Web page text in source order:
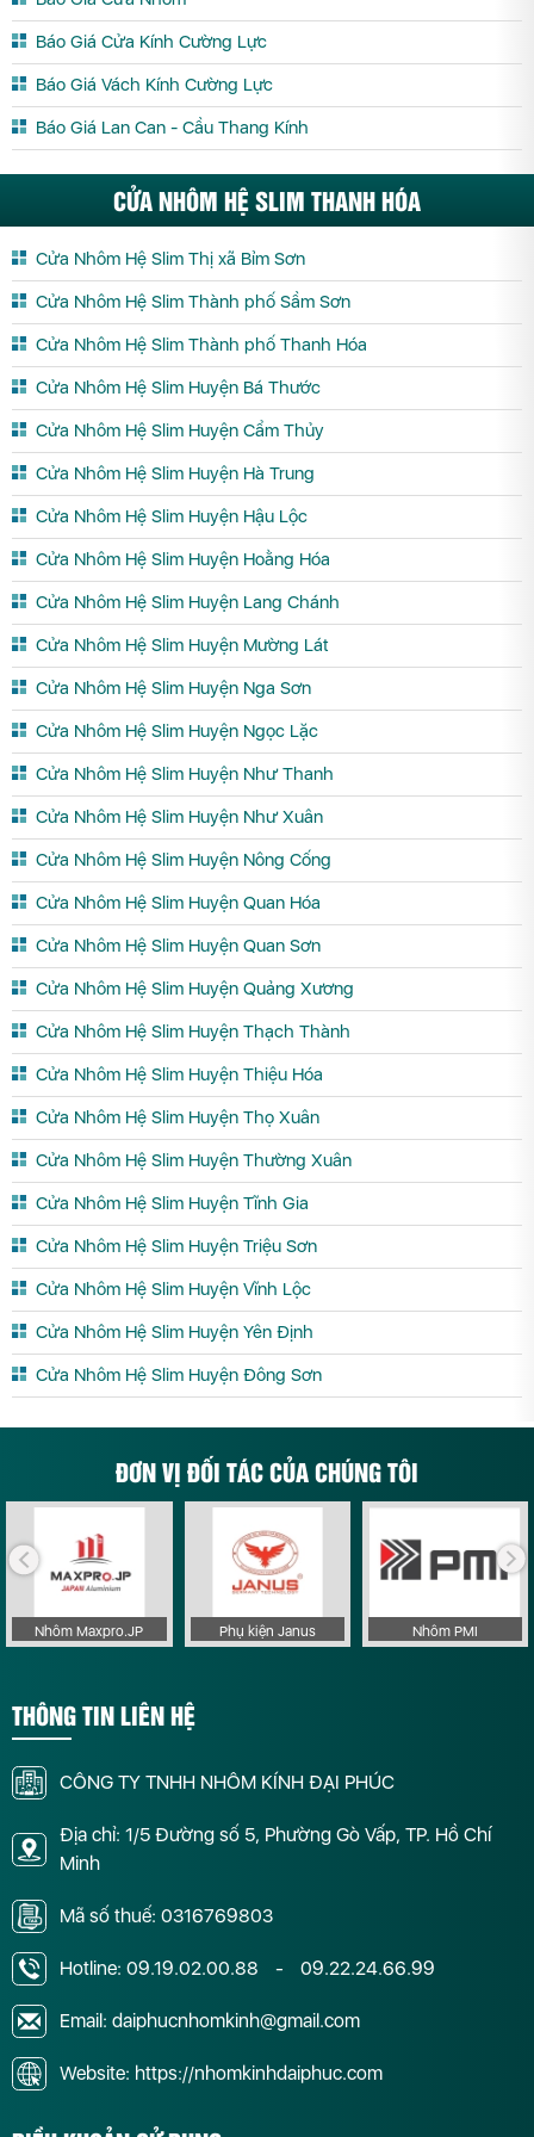
Báo Giá Cửa Kính Cường Lực
Báo Giá Vách Kính Cường Lực
Báo Giá Lan Can - Cầu Thang Kính
CỬA NHÔM HỆ SLIM THANH HÓA
Cửa Nhôm Hệ Slim Thị xã Bỉm Sơn
Cửa Nhôm Hệ Slim Thành phố Sầm Sơn
Cửa Nhôm Hệ Slim Thành phố Thanh Hóa
Cửa Nhôm Hệ Slim Huyện Bá Thước
Cửa Nhôm Hệ Slim Huyện Cẩm Thủy
Cửa Nhôm Hệ Slim Huyện Hà Trung
Cửa Nhôm Hệ Slim Huyện Hậu Lộc
Cửa Nhôm Hệ Slim Huyện Hoằng Hóa
Cửa Nhôm Hệ Slim Huyện Lang Chánh
Cửa Nhôm Hệ Slim Huyện Mường Lát
Cửa Nhôm Hệ Slim Huyện Nga Sơn
Cửa Nhôm Hệ Slim Huyện Ngọc Lặc
Cửa Nhôm Hệ Slim Huyện Như Thanh
Cửa Nhôm Hệ Slim Huyện Như Xuân
Cửa Nhôm Hệ Slim Huyện Nông Cống
Cửa Nhôm Hệ Slim Huyện Quan Hóa
Cửa Nhôm Hệ Slim Huyện Quan Sơn
Cửa Nhôm Hệ Slim Huyện Quảng Xương
Cửa Nhôm Hệ Slim Huyện Thạch Thành
Cửa Nhôm Hệ Slim Huyện Thiệu Hóa
Cửa Nhôm Hệ Slim Huyện Thọ Xuân
Cửa Nhôm Hệ Slim Huyện Thường Xuân
Cửa Nhôm Hệ Slim Huyện Tĩnh Gia
Cửa Nhôm Hệ Slim Huyện Triệu Sơn
Cửa Nhôm Hệ Slim Huyện Vĩnh Lộc
Cửa Nhôm Hệ Slim Huyện Yên Định
Cửa Nhôm Hệ Slim Huyện Đông Sơn
ĐƠN VỊ ĐỐI TÁC CỦA CHÚNG TÔI
Nhôm Maxpro.JP Phụ kiện Janus Nhôm PMI
THÔNG TIN LIÊN HỆ
CÔNG TY TNHH NHÔM KÍNH ĐẠI PHÚC
Địa chỉ: 1/5 Đường số 5, Phường Gò Vấp, TP. Hồ Chí
Minh
Mã số thuế: 0316769803
Hotline: 09.19.02.00.88 - 09.22.24.66.99
Email: daiphucnhomkinh@gmail.com
Website: https://nhomkinhdaiphuc.com